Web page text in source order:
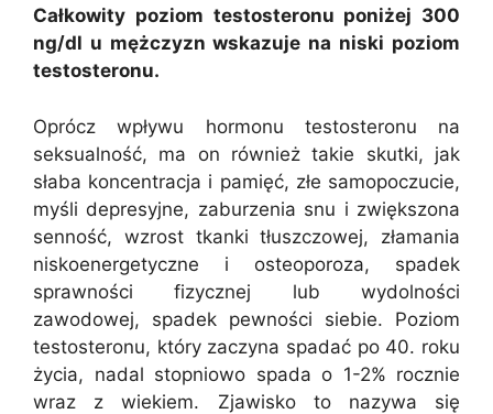
Całkowity poziom testosteronu poniżej 300
ng/dl u mężczyzn wskazuje na niski poziom
testosteronu.
Oprócz wpływu hormonu testosteronu na
seksualność, ma on również takie skutki, jak
słaba koncentracja i pamięć, złe samopoczucie,
myśli depresyjne, zaburzenia snu i zwiększona
senność, wzrost tkanki tłuszczowej, złamania
niskoenergetyczne i osteoporoza, spadek
sprawności fizycznej lub wydolności
zawodowej, spadek pewności siebie. Poziom
testosteronu, który zaczyna spadać po 40. roku
życia, nadal stopniowo spada o 1-2% rocznie
wraz z wiekiem. Zjawisko to nazywa się